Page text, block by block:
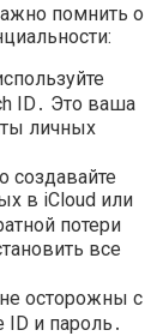
помнить о
ID․ Это ваша
личных
создавайте
в iCloud или
потери
все
осторожны с
и пароль․